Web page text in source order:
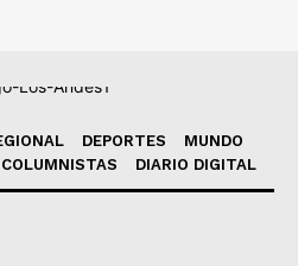
DEPORTES
MUNDO
COLUMNISTAS DIARIO DIGITAL